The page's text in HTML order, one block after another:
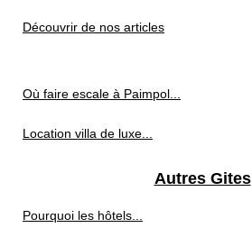
Découvrir de nos articles
Où faire escale à Paimpol...
Location villa de luxe...
Autres Gites
Pourquoi les hôtels...